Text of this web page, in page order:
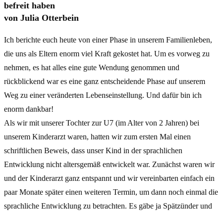
befreit haben
von Julia Otterbein
Ich berichte euch heute von einer Phase in unserem Familienleben,
die uns als Eltern enorm viel Kraft gekostet hat. Um es vorweg zu
nehmen, es hat alles eine gute Wendung genommen und
rückblickend war es eine ganz entscheidende Phase auf unserem
Weg zu einer veränderten Lebenseinstellung. Und dafür bin ich
enorm dankbar!
Als wir mit unserer Tochter zur U7 (im Alter von 2 Jahren) bei
unserem Kinderarzt waren, hatten wir zum ersten Mal einen
schriftlichen Beweis, dass unser Kind in der sprachlichen
Entwicklung nicht altersgemäß entwickelt war. Zunächst waren wir
und der Kinderarzt ganz entspannt und wir vereinbarten einfach ein
paar Monate später einen weiteren Termin, um dann noch einmal die
sprachliche Entwicklung zu betrachten. Es gäbe ja Spätzünder und